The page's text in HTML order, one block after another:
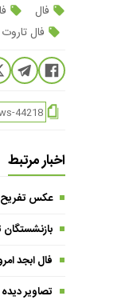
فال
فال
اخبار مرتبط
عکس تفریح
بازنشستگان تامین اجتماعی
فال ابجد امروز یکشنبه 5 مرداد 1404 |
تصاویر